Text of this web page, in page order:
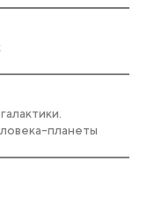
планеты